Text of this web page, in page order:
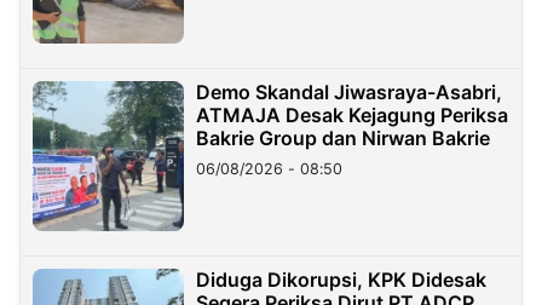
Demo Skandal Jiwasraya-Asabri,
ATMAJA Desak Kejagung Periksa
Bakrie Group dan Nirwan Bakrie
06/08/2026 - 08:50
Diduga Dikorupsi, KPK Didesak